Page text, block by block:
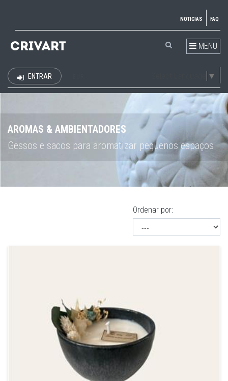
NOTICIAS FAQ
MENU
▼
ENTRAR
AROMAS & AMBIENTADORES
Gessos e sacos para aromatizar pequenos espaços
Ordenar por: